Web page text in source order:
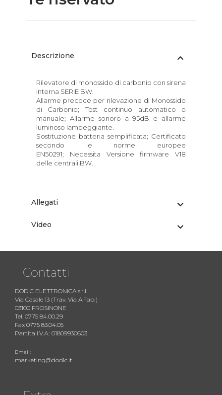
Descrizione
Rilevatore di monossido di carbonio con sirena
interna SERIE BW.
Allarme precoce per rilevazione di Monossido
di Carbonio; Test continuo automatico o
manuale; Allarme sonoro a 95dB e allarme
luminoso lampeggiante.
Sostituzione batteria semplificata; Certificato
secondo le norme europee
EN50291; Necessita Versione firmware V18
delle centrali BW.
Allegati
Video
Contatti
DODIC ELETTRONICA s.r.l.
Via Casale 13 (Trav. Via A.Fabi)
03100 FROSINONE
Tel. 0775 84.00.29
Fax 0775 83.04.05
Partita I.V.A.: 01809930603
Email:
marketing@dodic.it